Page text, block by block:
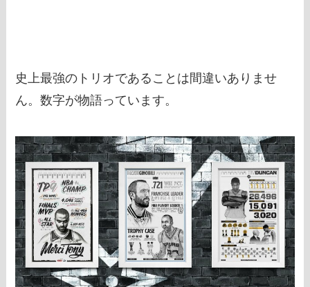
史上最強のトリオであることは間違いありませ
ん。数字が物語っています。